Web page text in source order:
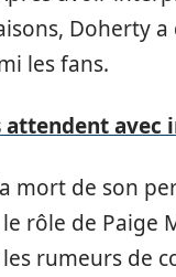
Doherty
les fans.
attendent avec
mort de son
le rôle de
rumeurs de